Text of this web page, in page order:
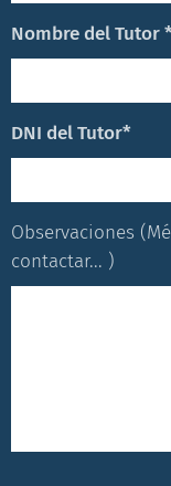
Nombre del Tutor
DNI del Tutor*
Observaciones
contactar... )